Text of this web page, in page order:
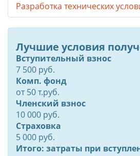
Разработка технических
Лучшие условия
Вступительный взнос
7 500 руб.
Комп. фонд
от50т.руб.
Членский взнос
10 000 руб.
Страховка
5 000 руб.
Итого: затраты при